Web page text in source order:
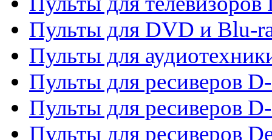
Пульты для DVD и Blu-
Пульты для
Пульты для ресиверов
Пульты для ресиверов
Пульты для ресиверов